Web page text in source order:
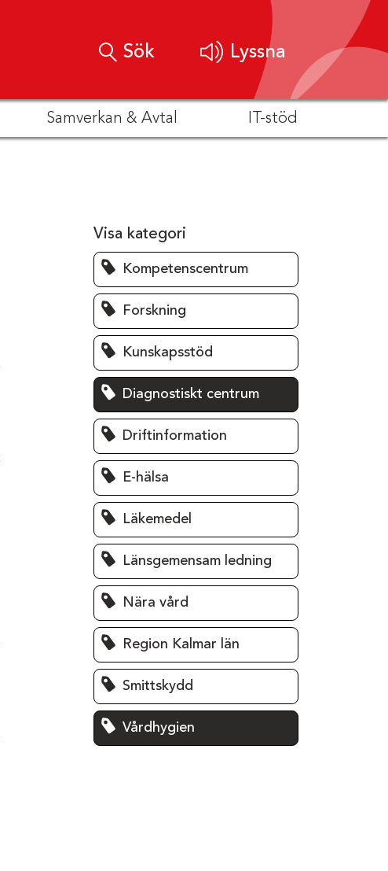
Sök Lyssna
Samverkan & Avtal IT-stöd
Visa kategori
Kompetenscentrum
Forskning
Kunskapsstöd
Diagnostiskt centrum
Driftinformation
E-hälsa
Läkemedel
Länsgemensam ledning
Nära vård
Region Kalmar län
Smittskydd
Vårdhygien